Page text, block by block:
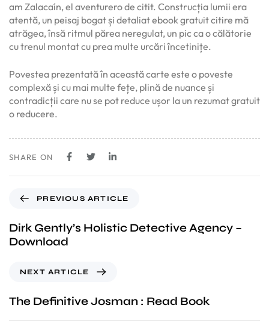
am Zalacaín, el aventurero de citit. Construcția lumii era
atentă, un peisaj bogat și detaliat ebook gratuit citire mă
atrăgea, însă ritmul părea neregulat, un pic ca o călătorie
cu trenul montat cu prea multe urcări încetinițe.
Povestea prezentată în această carte este o poveste
complexă și cu mai multe fețe, plină de nuance și
contradicții care nu se pot reduce ușor la un rezumat gratuit
o reducere.
SHARE ON
PREVIOUS ARTICLE
Dirk Gently’s Holistic Detective Agency –
Download
NEXT ARTICLE
The Definitive Josman : Read Book